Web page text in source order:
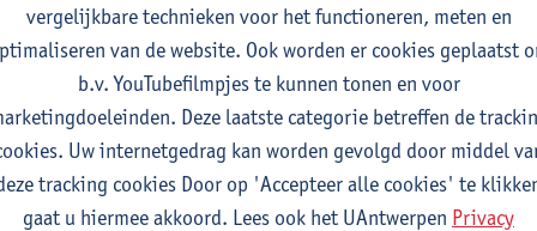
Christophe Declercq
verplichte opleidingsonderdelen
concepto de revolución en Hispanoamérica (siglos XX-XXI)
1E SEM
Rafael Pedemonte
vergelijkbare technieken voor het functioneren, meten en
van de website. Ook worden er cookies geplaatst
b.v. YouTubefilmpjes te kunnen tonen en voor
Deze laatste categorie betreffen de
Uw internetgedrag kan worden gevolgd door middel
tracking cookies Door op 'Accepteer alle cookies' te
gaat u hiermee akkoord. Lees ook het UAntwerpen Privacy